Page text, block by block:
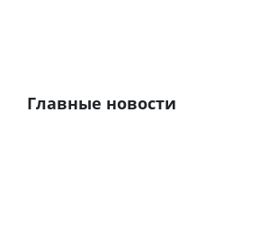
Главные новости